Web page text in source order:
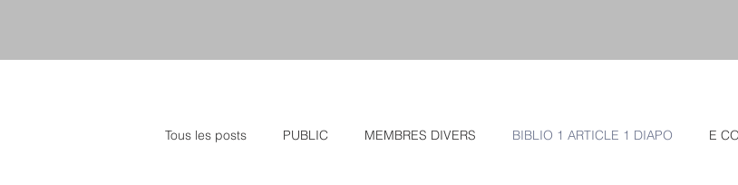
Tous les posts PUBLIC MEMBRES DIVERS BIBLIO 1 ARTICLE 1 DIAPO E